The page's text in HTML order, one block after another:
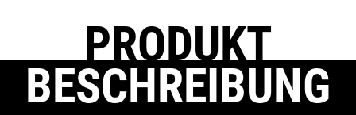
PRODUKT
BESCHREIBUNG